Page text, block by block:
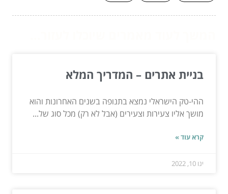
בניית אתרים – המדריך המלא
ההי-טק הישראלי נמצא בתנופה בשנים האחרונות והוא
מושך אליו צעירות וצעירים (אבל לא רק) מכל סוג של...
קרא עוד »
ינו 10, 2022